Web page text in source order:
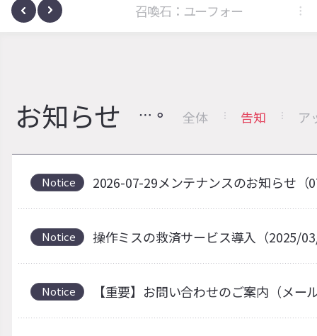
サノヴァ 召喚石：ユーフォー
お知らせ 全体 告知 ア
Notice 2026-07-29メンテナンスのお知らせ（
Notice 操作ミスの救済サービス導入（2025/
Notice 【重要】お問い合わせのご案内（メー